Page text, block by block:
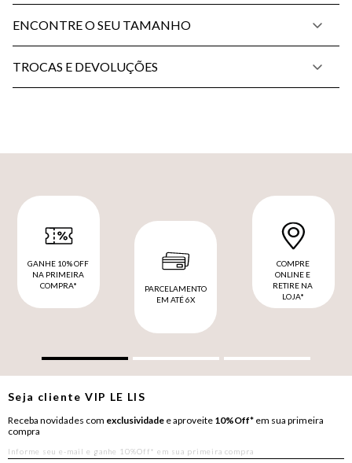
ENCONTRE O SEU TAMANHO
TROCAS E DEVOLUÇÕES
GANHE 10% OFF
NA PRIMEIRA
COMPRA*
PARCELAMENTO
EM ATÉ 6X
COMPRE
ONLINE E
RETIRE NA
LOJA*
Seja clienteVIP LE LIS
Receba novidades com exclusividade e aproveite 10%Off* em sua primeira
compra